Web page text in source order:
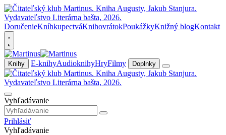
DoručenieKníhkupectváKnihovrátokPoukážkyKnižný blogKontakt
Knihy E-knihyAudioknihyHryFilmy Doplnky
Vyhľadávanie
Prihlásiť
Vyhľadávanie